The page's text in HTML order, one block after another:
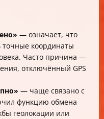
— означает, что
точные координаты
Часто причина —
отключённый GPS
— чаще связано с
функцию обмена
геолокации или